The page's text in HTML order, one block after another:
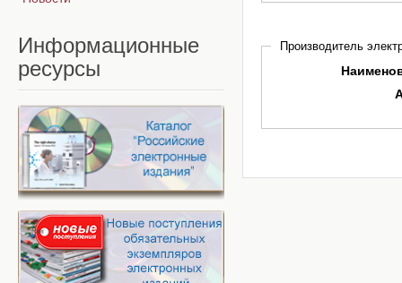
Производитель
Информационные
ресурсы